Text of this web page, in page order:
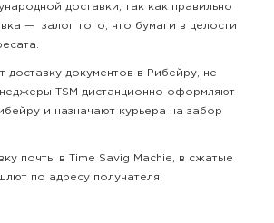
доставки, так как правильно
— залог того, что бумаги в целости
доставку документов в Рибейру, не
TSM дистанционно оформляют
и назначают курьера на забор
почты в Time Savig Machie, в сжатые
по адресу получателя.